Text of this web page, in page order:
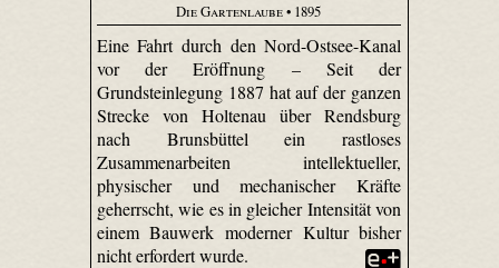
Die Gartenlaube• 1895
Eine Fahrt durch den Nord-Ostsee-Kanal
vor der Eröffnung – Seit der
Grundsteinlegung 1887 hat auf der ganzen
Strecke von Holtenau über Rendsburg
nach Brunsbüttel ein rastloses
Zusammenarbeiten intellektueller,
physischer und mechanischer Kräfte
geherrscht, wie es in gleicher Intensität von
einem Bauwerk moderner Kultur bisher
nicht erfordert wurde.